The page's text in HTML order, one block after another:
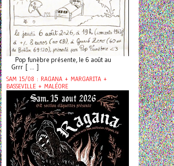
Pop funèbre présente, le 6 août au
Grrr [ ... ]
SAM 15/08 : RAGANA + MARGARITA +
BASSEVILLE + MALÉORE